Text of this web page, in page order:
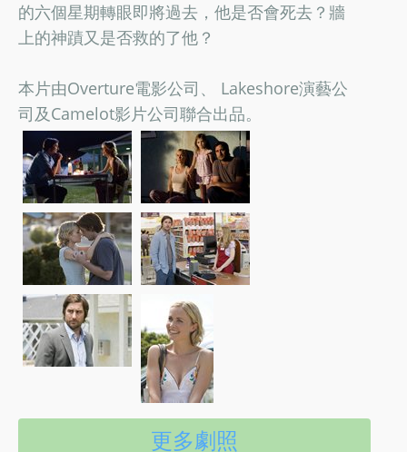
的六個星期轉眼即將過去，他是否會死去？牆
上的神蹟又是否救的了他？
本片由Overture電影公司、 Lakeshore演藝公
司及Camelot影片公司聯合出品。
更多劇照